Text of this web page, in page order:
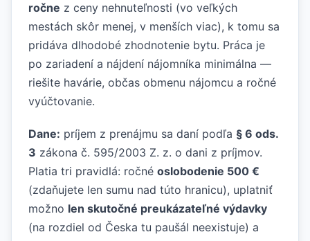
ročne z ceny nehnuteľnosti (vo veľkých
mestách skôr menej, v menších viac), k tomu sa
pridáva dlhodobé zhodnotenie bytu. Práca je
po zariadení a nájdení nájomníka minimálna —
riešite havárie, občas obmenu nájomcu a ročné
vyúčtovanie.
Dane: príjem z prenájmu sa daní podľa § 6 ods.
3 zákona č. 595/2003 Z. z. o dani z príjmov.
Platia tri pravidlá: ročné oslobodenie 500 €
(zdaňujete len sumu nad túto hranicu), uplatniť
možno len skutočné preukázateľné výdavky
(na rozdiel od Česka tu paušál neexistuje) a